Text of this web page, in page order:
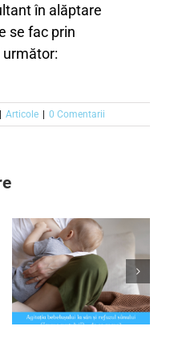
în alăptare
se fac prin
Articole 0 Comentarii
BiBijou – când
amintirile devin
bijuterii..